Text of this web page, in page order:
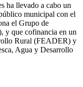
ha llevado a cabo un
municipal con el
el Grupo de
que cofinancia en un
Rural (FEADER) y
Agua y Desarrollo